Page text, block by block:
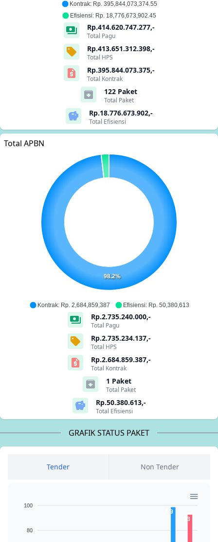
Kontrak: Rp. 395,844,073,374.55
Efisiensi: Rp. 18,776,673,902.45
payments Rp.414.620.747.277,-
Total Pagu
sell Rp.413.651.312.398,-
Total HPS
request_quote Rp.395.844.073.375,-
Total Kontrak
archive 122 Paket
Total Paket
savings Rp.18.776.673.902,-
Total Efisiensi
Total APBN
Kontrak: Rp. 2,684,859,387 Efisiensi: Rp. 50,380,613
98.2%
payments Rp.2.735.240.000,-
Total Pagu
sell Rp.2.735.234.137,-
Total HPS
request_quote Rp.2.684.859.387,-
Total Kontrak
archive 1 Paket
Total Paket
savings Rp.50.380.613,-
Total Efisiensi
GRAFIK STATUS PAKET
Tender Non Tender
100
80
99
93